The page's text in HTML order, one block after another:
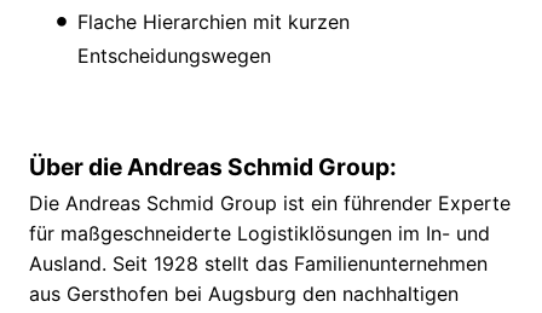
Flache Hierarchien mit kurzen
Entscheidungswegen
Über die Andreas Schmid Group:
Die Andreas Schmid Group ist ein führender Experte
für maßgeschneiderte Logistiklösungen im In- und
Ausland. Seit 1928 stellt das Familienunternehmen
aus Gersthofen bei Augsburg den nachhaltigen